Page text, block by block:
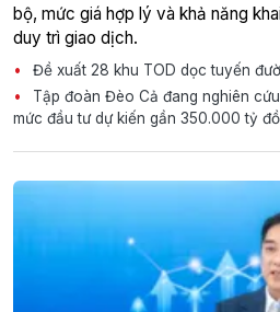
bộ, mức giá hợp lý và khả năng
duy trì giao dịch.
Đề xuất 28 khu TOD dọc tuyến
Tập đoàn Đèo Cả đang nghiên
mức đầu tư dự kiến gần 350.000 tỷ